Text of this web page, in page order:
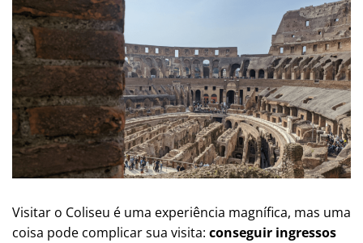
Visitar o Coliseu é uma experiência magnífica, mas uma
coisa pode complicar sua visita: conseguir ingressos